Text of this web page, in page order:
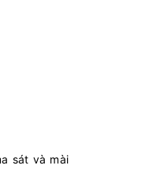
sát và mài